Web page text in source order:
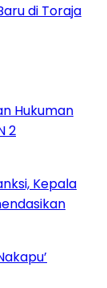
di Toraja
Hukuman
2
Kepala